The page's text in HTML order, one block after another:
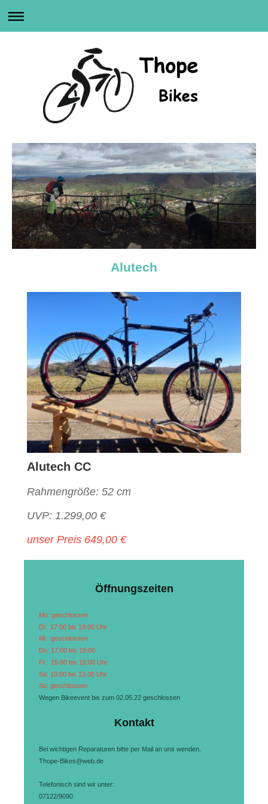
Alutech
Alutech CC
Rahmengröße: 52 cm
UVP: 1.299,00 €
unser Preis 649,00 €
Öffnungszeiten
Mo: geschlossen
Di: 17:00 bis 19:00 Uhr
Mi: geschlossen
Do: 17:00 bis 19:00
Fr: 15:00 bis 18:00 Uhr
Sa: 10:00 bis 13.00 Uhr
So: geschlossen
Wegen Bikeevent bis zum 02.05.22 geschlossen
Kontakt
Bei wichtigen Reparaturen bitte per Mail an uns wenden.
Thope-Bikes@web.de
Telefonisch sind wir unter:
07122/9090